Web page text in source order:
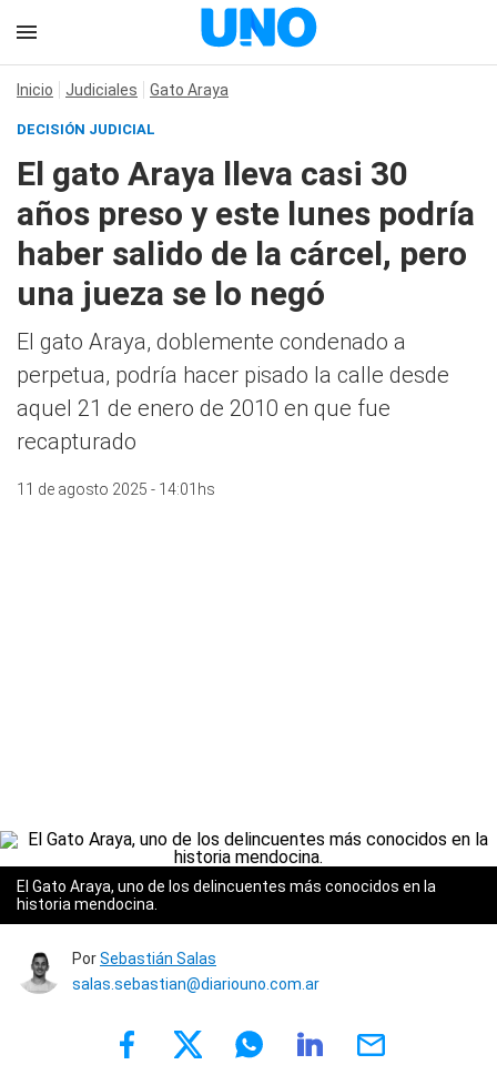
Inicio Judiciales Gato Araya
DECISIÓN JUDICIAL
El gato Araya lleva casi 30
años preso y este lunes podría
haber salido de la cárcel, pero
una jueza se lo negó
El gato Araya, doblemente condenado a
perpetua, podría hacer pisado la calle desde
aquel 21 de enero de 2010 en que fue
recapturado
11 de agosto 2025 - 14:01hs
El Gato Araya, uno de los delincuentes más conocidos en la
historia mendocina.
PorSebastián Salas
salas.sebastian@diariouno.com.ar